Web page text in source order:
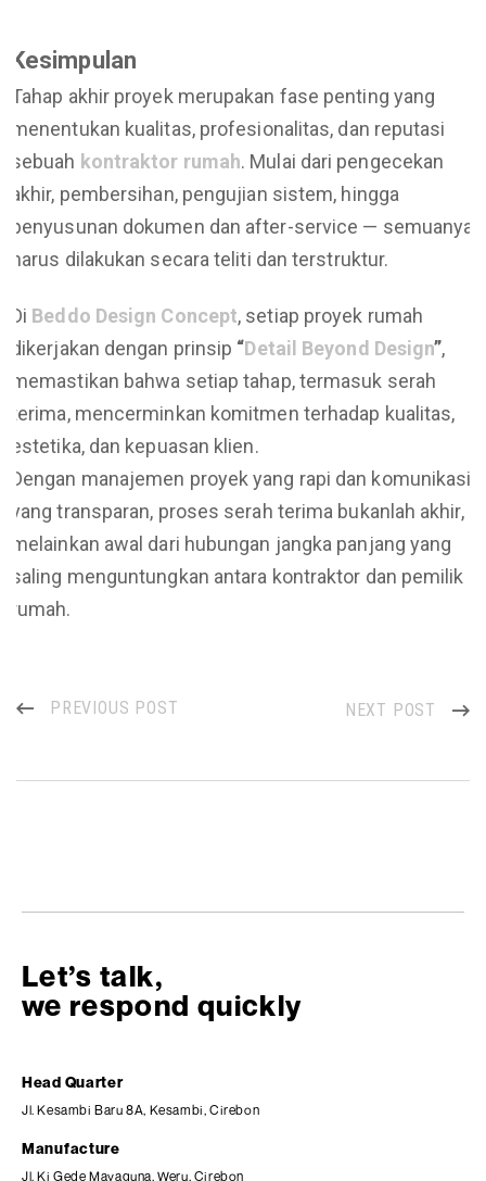
Kesimpulan
Tahap akhir proyek merupakan fase penting yang
menentukan kualitas, profesionalitas, dan reputasi
sebuah kontraktor rumah. Mulai dari pengecekan
akhir, pembersihan, pengujian sistem, hingga
penyusunan dokumen dan after-service — semuanya
harus dilakukan secara teliti dan terstruktur.
Di Beddo Design Concept, setiap proyek rumah
dikerjakan dengan prinsip “Detail Beyond Design”,
memastikan bahwa setiap tahap, termasuk serah
terima, mencerminkan komitmen terhadap kualitas,
estetika, dan kepuasan klien.
Dengan manajemen proyek yang rapi dan komunikasi
yang transparan, proses serah terima bukanlah akhir,
melainkan awal dari hubungan jangka panjang yang
saling menguntungkan antara kontraktor dan pemilik
rumah.
PREVIOUS POST NEXT POST
Let’s talk,
we respond quickly
Head Quarter
Jl. Kesambi Baru 8A, Kesambi, Cirebon
Manufacture
Jl. Ki Gede Mayaguna, Weru, Cirebon